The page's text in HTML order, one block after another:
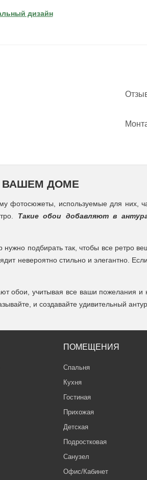
дизайн
ВАШЕМ ДОМЕ
фотосюжеты, используемые для них,
Такие обои добавляют в
подбирать так, чтобы все ретро
невероятно стильно и элегантно.
обои, учитывая все ваши пожелания и
и создавайте удивительный
ПОМЕЩЕНИЯ
Спальня
Кухня
Гостиная
Прихожая
Детская
Подростковая
Санузел
Офис/Кабинет